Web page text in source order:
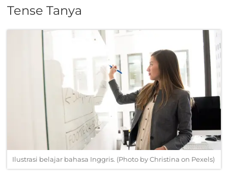
Tense Tanya
Ilustrasi belajar bahasa Inggris. (Photo by Christina on Pexels)